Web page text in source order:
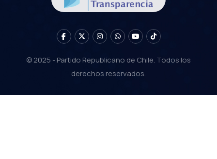
© 2025 - Partido Republicano de Chile. Todos los
derechos reservados.